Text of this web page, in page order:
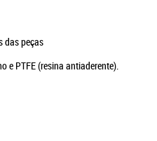
das peças
e PTFE (resina antiaderente).